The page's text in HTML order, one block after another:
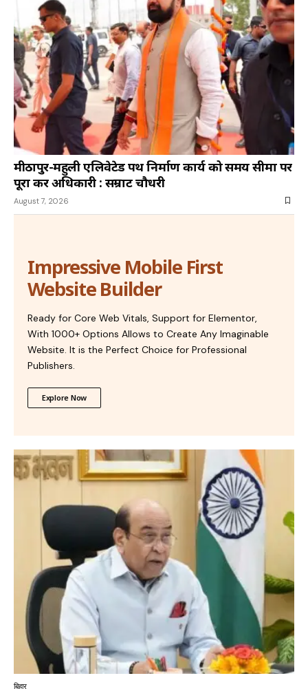
मीठापुर-महुली एलिवेटेड पथ निर्माण कार्य को समय सीमा पर
पूरा करें अधिकारी : सम्राट चौधरी
August 7, 2026
Impressive Mobile First
Website Builder
Ready for Core Web Vitals, Support for Elementor,
With 1000+ Options Allows to Create Any Imaginable
Website. It is the Perfect Choice for Professional
Publishers.
Explore Now
बिहार